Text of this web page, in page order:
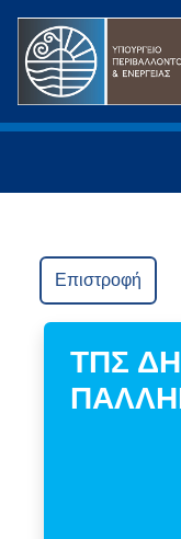
Επιστροφή
ΤΠΣ